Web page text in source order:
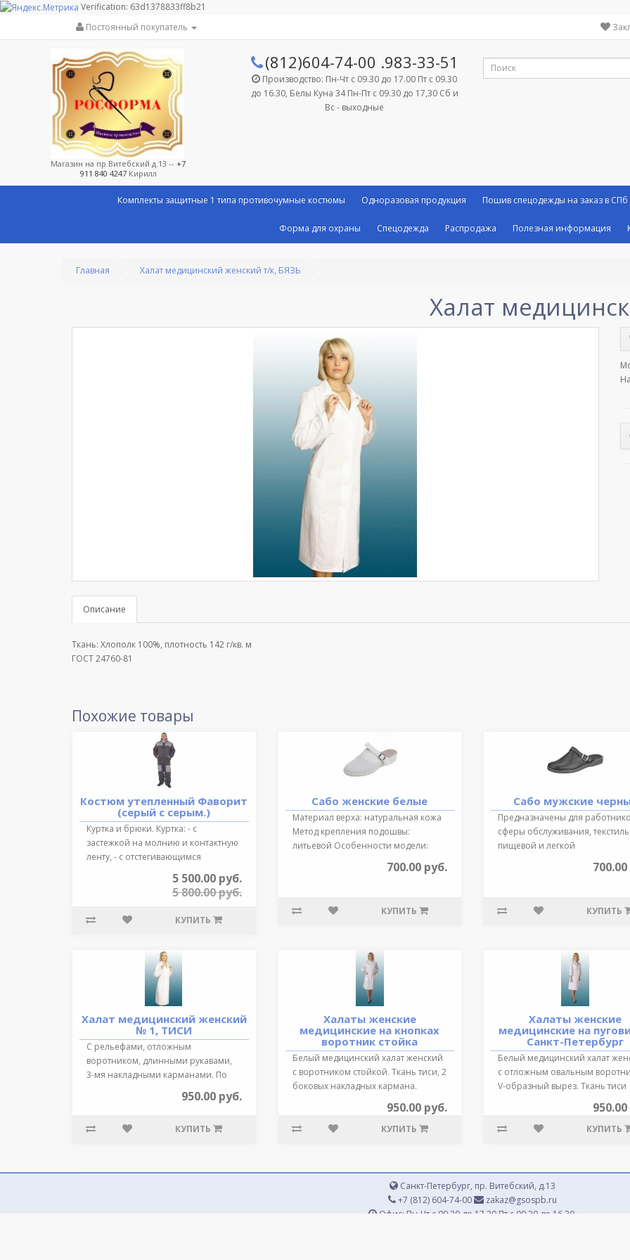
Verification: 63d1378833ff8b21
Постоянный покупатель
Магазин на пр.Витебский д.13 -- +7
911 840 4247Кирилл
(812)604-74-00 .983-33-51
Производство: Пн-Чт с 09.30 до 17.00 Пт с 09.30
до 16.30, Белы Куна 34 Пн-Пт с 09.30 до 17,30 Сб и
Вс - выходные
Комплекты защитные 1 типа противочумные костюмы Одноразовая продукция Пошив спецодежды на заказ в СПб
Форма для охраны Спецодежда Распродажа Полезная информация
Главная Халат медицинский женский т/к, БЯЗЬ
Халат
Описание
Ткань: Хлополк 100%, плотность 142 г/кв. м
ГОСТ 24760-81
Похожие товары
Костюм утепленный Фаворит
(серый с серым.)
Куртка и брюки. Куртка: - с
застежкой на молнию и контактную
ленту, - с отстегивающимся
5 500.00 руб.
5 800.00 руб.
КУПИТЬ
Сабо женские белые
Материал верха: натуральная кожа
Метод крепления подошвы:
литьевой Особенности модели:
700.00 руб.
КУПИТЬ
Сабо мужские
Предназначены для
сферы обслуживания,
пищевой и легкой
КУПИТЬ
Халат медицинский женский
№ 1, ТИСИ
С рельефами, отложным
воротником, длинными рукавами,
3-мя накладными карманами. По
950.00 руб.
КУПИТЬ
Халаты женские
медицинские на кнопках
воротник стойка
Белый медицинский халат женский
с воротником стойкой. Ткань тиси, 2
боковых накладных кармана.
950.00 руб.
КУПИТЬ
Халаты женские
медицинские на
Санкт-Петербург
Белый медицинский халат
с отложным овальным
V-образный вырез. Ткань тиси
КУПИТЬ
Санкт-Петербург, пр. Витебский, д.13
+7 (812) 604-74-00
zakaz@gsospb.ru
Офис: Пн-Чт с 09.30 до 17.30 Пт с 09.30 до 16.30,